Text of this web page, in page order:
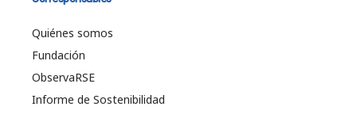
Quiénes somos
Fundación
ObservaRSE
Informe de Sostenibilidad